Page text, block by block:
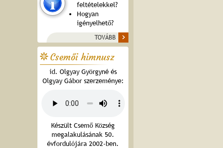
feltételekkel?
Hogyan
igényelhető?
TOVÁBB
Csemői himnusz
id. Olgyay Györgyné és
Olgyay Gábor szerzeménye:
Készült Csemő Község
megalakulásának 50.
évfordulójára 2002-ben.